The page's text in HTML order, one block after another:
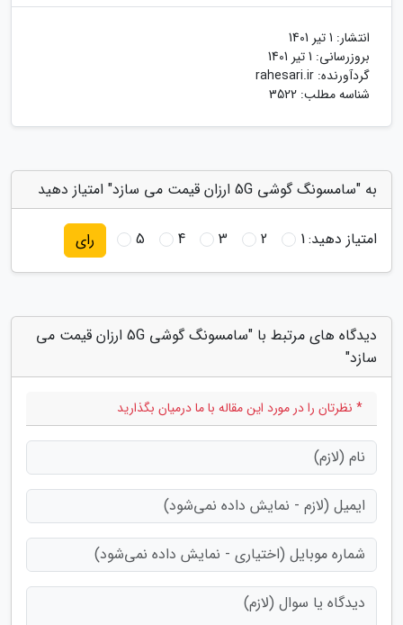
انتشار: 1 تیر 1401
بروزرسانی: 1 تیر 1401
گردآورنده: rahesari.ir
شناسه مطلب: 3522
به "سامسونگ گوشی 5G ارزان قیمت می سازد" امتیاز دهید
امتیاز دهید:1
2
3
4
5 رای
دیدگاه های مرتبط با "سامسونگ گوشی 5G ارزان قیمت می
سازد"
* نظرتان را در مورد این مقاله با ما درمیان بگذارید